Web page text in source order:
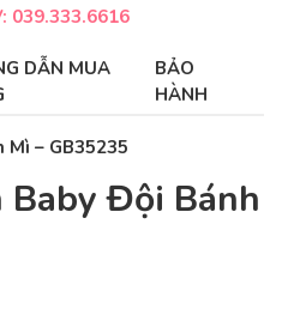
039.333.6616
DẪN MUA
BẢO
HÀNH
Mì – GB35235
Baby Đội Bánh